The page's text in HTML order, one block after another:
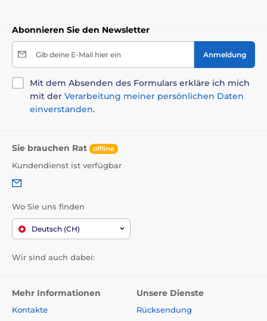
Abonnieren Sie den Newsletter
Gib deine E-Mail hier ein Anmeldung
Mit dem Absenden des Formulars erkläre ich mich
mit der Verarbeitung meiner persönlichen Daten
einverstanden.
Sie brauchen Rat offline
Kundendienst ist verfügbar
Wo Sie uns finden
Deutsch (CH)
Wir sind auch dabei:
Mehr Informationen
Kontakte
Unsere Dienste
Rücksendung